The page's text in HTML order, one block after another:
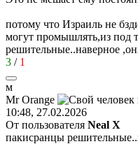
потому что Израиль не
могут промышлять,из под
решительные..наверное
3 / 1
м
Мr Orange
10:48, 27.02.2026
От пользователя Neal X
пакисранцы